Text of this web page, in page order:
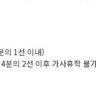
의 1선 이내)
의 2선 이후 가사휴학 불